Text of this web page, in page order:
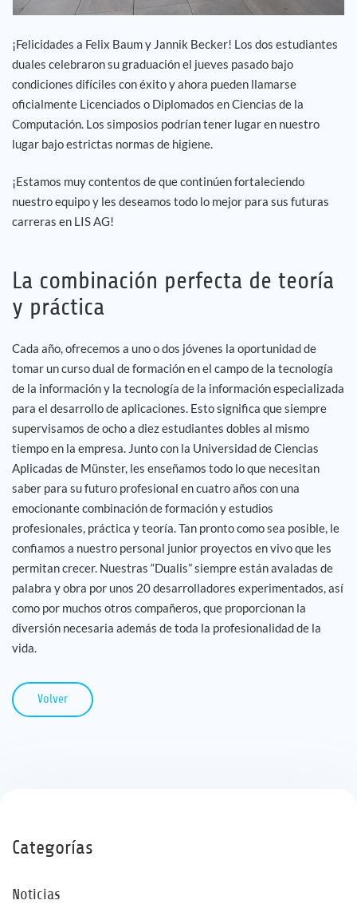
Contáctenos
¡Felicidades a Felix Baum y Jannik Becker! Los dos estudiantes
duales celebraron su graduación el jueves pasado bajo
condiciones difíciles con éxito y ahora pueden llamarse
oficialmente Licenciados o Diplomados en Ciencias de la
Computación. Los simposios podrían tener lugar en nuestro
lugar bajo estrictas normas de higiene.
¡Estamos muy contentos de que continúen fortaleciendo
nuestro equipo y les deseamos todo lo mejor para sus futuras
carreras en LIS AG!
La combinación perfecta de teoría
y práctica
Cada año, ofrecemos a uno o dos jóvenes la oportunidad de
tomar un curso dual de formación en el campo de la tecnología
de la información y la tecnología de la información especializada
para el desarrollo de aplicaciones. Esto significa que siempre
supervisamos de ocho a diez estudiantes dobles al mismo
tiempo en la empresa. Junto con la Universidad de Ciencias
Aplicadas de Münster, les enseñamos todo lo que necesitan
saber para su futuro profesional en cuatro años con una
emocionante combinación de formación y estudios
profesionales, práctica y teoría. Tan pronto como sea posible, le
confiamos a nuestro personal junior proyectos en vivo que les
permitan crecer. Nuestras “Dualis” siempre están avaladas de
palabra y obra por unos 20 desarrolladores experimentados, así
como por muchos otros compañeros, que proporcionan la
diversión necesaria además de toda la profesionalidad de la
vida.
Volver
Categorías
Noticias